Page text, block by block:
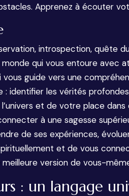
Apprenez à écouter
introspection, quête
qui vous entoure
guide vers une
: identifier les vérités
et de votre place
à une sagesse
de ses expériences,
et de vous
version de vous-
: un langage